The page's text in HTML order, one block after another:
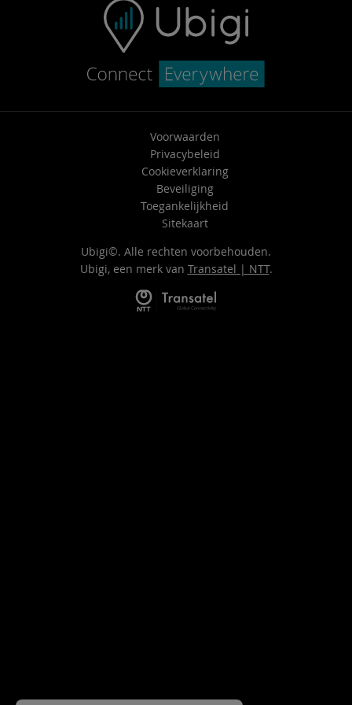
Voorwaarden
Privacybeleid
Cookieverklaring
Beveiliging
Toegankelijkheid
Sitekaart
Ubigi©. Alle rechten voorbehouden.
Ubigi, een merk van Transatel | NTT.